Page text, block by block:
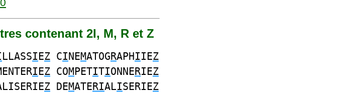
contenant 2I, M, R et Z
LLASSIEZ CINEMATOGRAPHIIEZ
IEZ COMPETITIONNERIEZ
Z DEMATERIALISERIEZ